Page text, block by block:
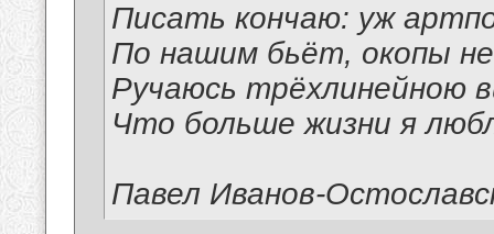
Писать кончаю: уж
По нашим бьёт, окопы
Ручаюсь трёхлинейною
Что больше жизни я
Павел Иванов-